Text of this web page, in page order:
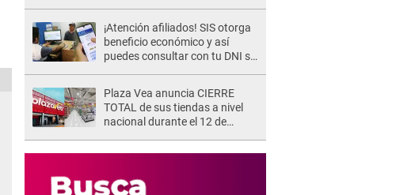
¡Atención afiliados! SIS otorga
beneficio económico y así
puedes consultar con tu DNI si
Plaza Vea anuncia CIERRE
TOTAL de sus tiendas a nivel
nacional durante el 12 de